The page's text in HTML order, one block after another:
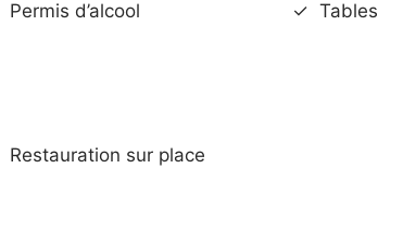
Permis d’alcool
✓ Tables
Restauration sur place